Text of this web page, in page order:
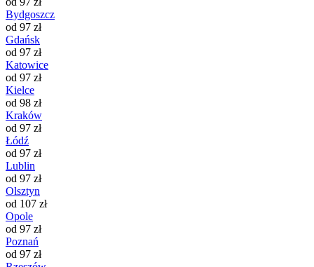
Bydgoszcz
od 97 zł
Gdańsk
od 97 zł
Katowice
od 97 zł
Kielce
od 98 zł
Kraków
od 97 zł
Łódź
od 97 zł
Lublin
od 97 zł
Olsztyn
od 107 zł
Opole
od 97 zł
Poznań
od 97 zł